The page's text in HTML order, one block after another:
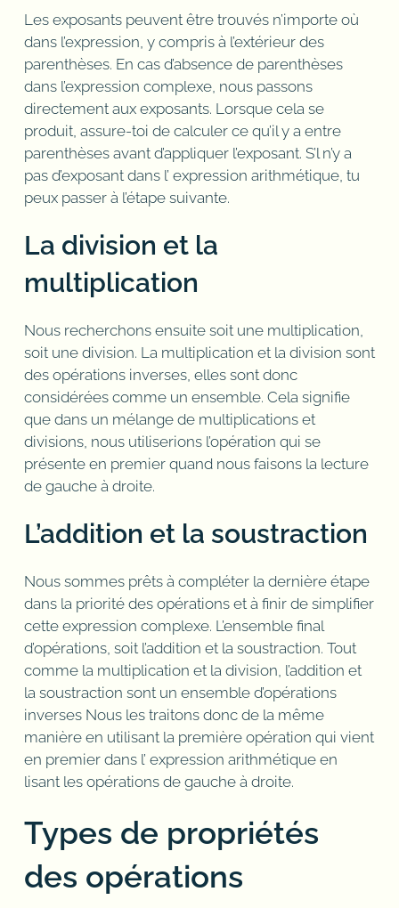
Les exposants peuvent être trouvés n’importe où
dans l’expression, y compris à l’extérieur des
parenthèses. En cas d’absence de parenthèses
dans l’expression complexe, nous passons
directement aux exposants. Lorsque cela se
produit, assure-toi de calculer ce qu’il y a entre
parenthèses avant d’appliquer l’exposant. S’l n’y a
pas d’exposant dans l’ expression arithmétique, tu
peux passer à l’étape suivante.
La division et la
multiplication
Nous recherchons ensuite soit une multiplication,
soit une division. La multiplication et la division sont
des opérations inverses, elles sont donc
considérées comme un ensemble. Cela signifie
que dans un mélange de multiplications et
divisions, nous utiliserions l’opération qui se
présente en premier quand nous faisons la lecture
de gauche à droite.
L’addition et la soustraction
Nous sommes prêts à compléter la dernière étape
dans la priorité des opérations et à finir de simplifier
cette expression complexe. L’ensemble final
d’opérations, soit l’addition et la soustraction. Tout
comme la multiplication et la division, l’addition et
la soustraction sont un ensemble d’opérations
inverses Nous les traitons donc de la même
manière en utilisant la première opération qui vient
en premier dans l’ expression arithmétique en
lisant les opérations de gauche à droite.
Types de propriétés
des opérations